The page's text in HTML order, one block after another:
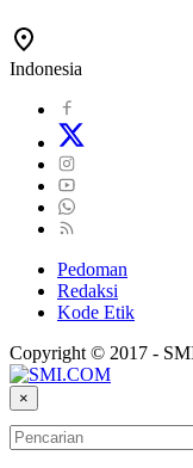
Indonesia
Pedoman
Redaksi
Kode Etik
Copyright © 2017 -
×